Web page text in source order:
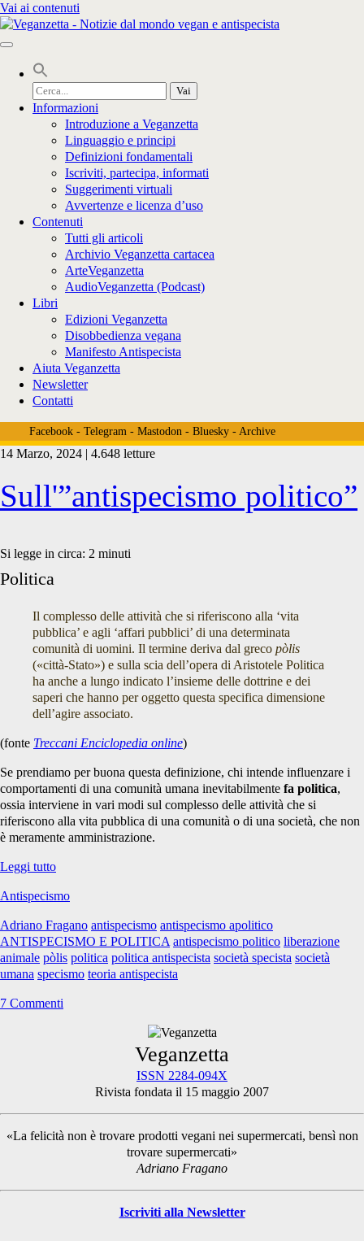
Vai ai contenuti
Cerca
per:
Informazioni
Introduzione a Veganzetta
Linguaggio e principi
Definizioni fondamentali
Iscriviti, partecipa, informati
Suggerimenti virtuali
Avvertenze e licenza d’uso
Contenuti
Tutti gli articoli
Archivio Veganzetta cartacea
ArteVeganzetta
AudioVeganzetta (Podcast)
Libri
Edizioni Veganzetta
Disobbedienza vegana
Manifesto Antispecista
Aiuta Veganzetta
Newsletter
Contatti
Facebook- Telegram- Mastodon- Bluesky- Archive
Tag:
<span>società
umana</span>
14 Marzo, 2024 | 4.648 letture
Sull'”antispecismo politico”
Si legge in circa: 2 minuti
Politica
Il complesso delle attività che si riferiscono alla ‘vita
pubblica’ e agli ‘affari pubblici’ di una determinata
comunità di uomini. Il termine deriva dal greco pòlis
(«città-Stato») e sulla scia dell’opera di Aristotele Politica
ha anche a lungo indicato l’insieme delle dottrine e dei
saperi che hanno per oggetto questa specifica dimensione
dell’agire associato.
(fonte Treccani Enciclopedia online)
Se prendiamo per buona questa definizione, chi intende influenzare i
comportamenti di una comunità umana inevitabilmente fa politica,
ossia interviene in vari modi sul complesso delle attività che si
riferiscono alla vita pubblica di una comunità o di una società, che non
è meramente amministrazione.
Leggi tuttoSull'”antispecismo
Antispecismo
Adriano Fragano antispecismo antispecismo apolitico
ANTISPECISMO E POLITICA antispecismo politico liberazione
animale pòlis politica politica antispecista società specista società
umana specismo teoria antispecista
7 Commenti
Sidebar
Veganzetta
ISSN 2284-094X
Rivista fondata il 15 maggio 2007
«La felicità non è trovare prodotti vegani nei supermercati, bensì non
trovare supermercati»
Adriano Fragano
Iscriviti alla Newsletter